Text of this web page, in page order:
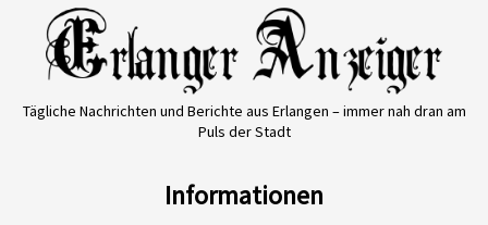
Tägliche Nachrichten und Berichte aus Erlangen – immer nah dran am
Puls der Stadt
Informationen